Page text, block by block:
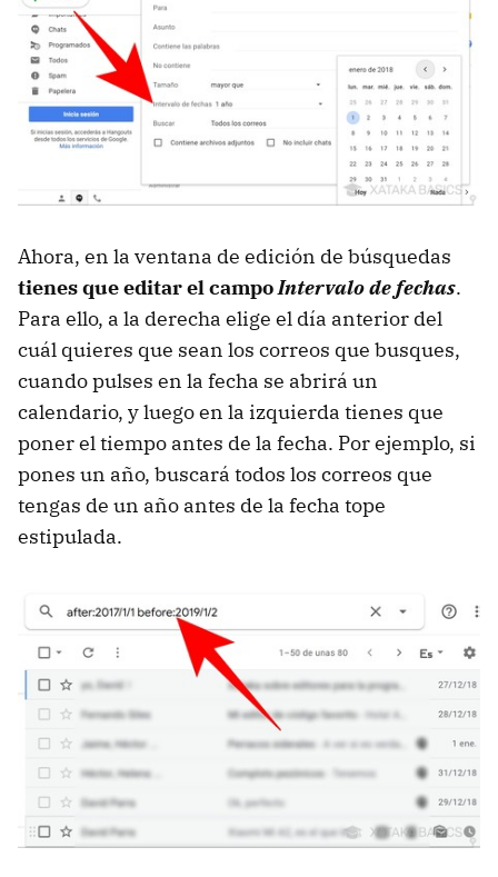
Ahora, en la ventana de edición de búsquedas
tienes que editar el campoIntervalo de fechas.
Para ello, a la derecha elige el día anterior del
cuál quieres que sean los correos que busques,
cuando pulses en la fecha se abrirá un
calendario, y luego en la izquierda tienes que
poner el tiempo antes de la fecha. Por ejemplo, si
pones un año, buscará todos los correos que
tengas de un año antes de la fecha tope
estipulada.